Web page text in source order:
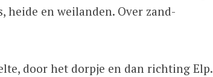
heide en weilanden. Over zand-
door het dorpje en dan richting Elp.